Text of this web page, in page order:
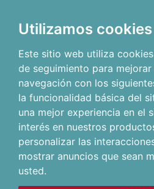
Utilizamos cookies
Este sitio web utiliza
de seguimiento para
navegación con los
la funcionalidad básica del
una mejor experiencia en el
interés en nuestros
personalizar las
mostrar anuncios que sean
usted.